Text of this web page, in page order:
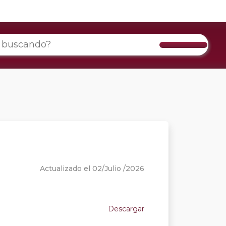
Actualizado el 02/Julio /2026
Descargar